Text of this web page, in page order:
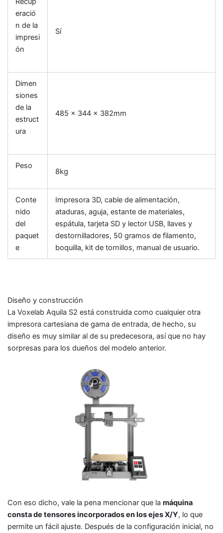
eració
n de la
impresi
ón
Sí
Dimen
siones
de la
estruct
ura
485 x 344 x 382mm
Peso
8kg
Conte
nido
del
paquet
e
Impresora 3D, cable de alimentación,
ataduras, aguja, estante de materiales,
espátula, tarjeta SD y lector USB, llaves y
destornilladores, 50 gramos de filamento,
boquilla, kit de tornillos, manual de usuario.
Diseño y construcción
La Voxelab Aquila S2 está construida como cualquier otra
impresora cartesiana de gama de entrada, de hecho, su
diseño es muy similar al de su predecesora, así que no hay
sorpresas para los dueños del modelo anterior.
Con eso dicho, vale la pena mencionar que la máquina
consta de tensores incorporados en los ejes X/Y, lo que
permite un fácil ajuste. Después de la configuración inicial, no